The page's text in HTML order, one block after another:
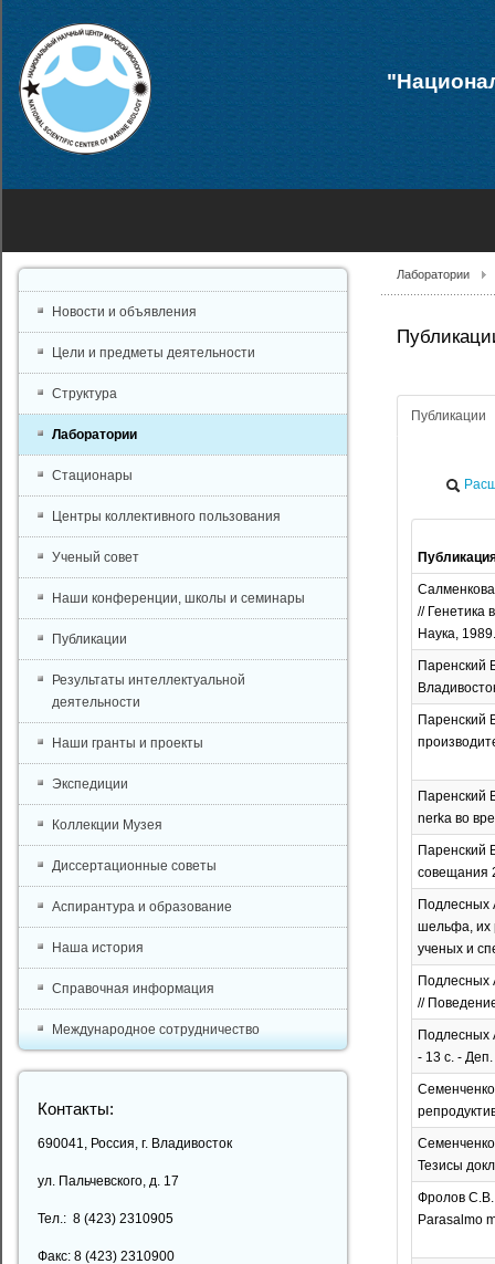
Лаборатории
Публикации
// Генетика
Наука,
Паренский
Паренский
Паренский
nerka во
Паренский
совещания
Подлесных
шельфа, их
ученых и
Подлесных
//
Подлесных
- 13 с. -
Тезисы
Фролов
Parasalmo
Новости и объявления
Цели и предметы деятельности
Структура
Лаборатории
Стационары
Центры коллективного пользования
Ученый совет
Наши конференции, школы и семинары
Публикации
Результаты интеллектуальной
деятельности
Наши гранты и проекты
Экспедиции
Коллекции Музея
Диссертационные советы
Аспирантура и образование
Наша история
Справочная информация
Международное сотрудничество
Контакты:
690041, Россия, г. Владивосток
ул. Пальчевского, д. 17
Тел.: 8 (423) 2310905
Факс: 8 (423) 2310900